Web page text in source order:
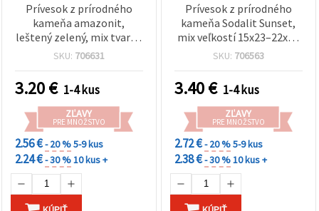
Prívesok z prírodného
kameňa amazonit,
leštený zelený, mix tvarov
13–27 × 30–45 mm, s
SKU: 706631
3.20€ 1-4 kus
ZĽAVY
PRE MNOŽSTVO
2.56 €- 20 %5-9 kus
2.24 €- 30 %10 kus +
Prívesok z prírodného
kameňa Sodalit Sunset,
mix veľkostí 15x23–22x33
mm
SKU: 706563
3.40€ 1-4 kus
ZĽAVY
PRE MNOŽSTVO
2.72 €- 20 %5-9 kus
2.38 €- 30 %10 kus +